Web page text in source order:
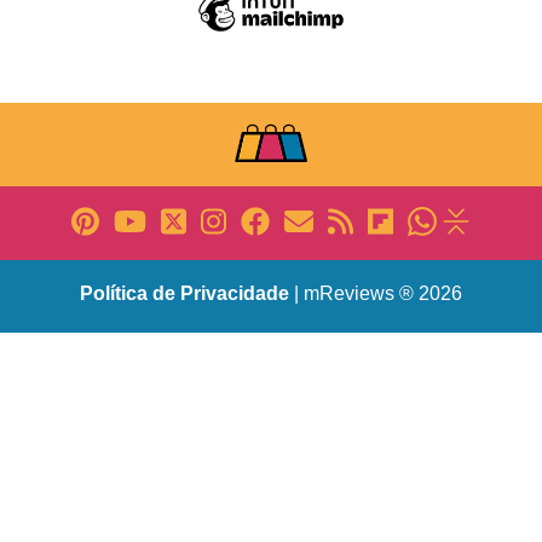
Política de Privacidade | mReviews ® 2026